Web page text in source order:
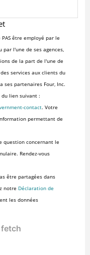
être employé par le
par l'une de ses agences,
de la part de l'une de
services aux clients du
ses partenaires Four, Inc.
lien suivant :
contact. Votre
permettant de
question concernant le
Rendez-vous
être partagées dans
notre Déclaration de
les données